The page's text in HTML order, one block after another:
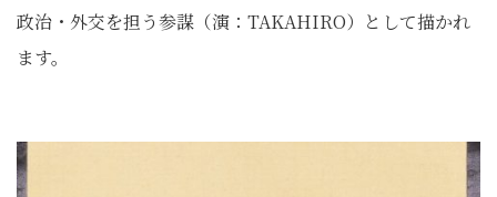
政治・外交を担う参謀（演：TAKAHIRO）として描かれ
ます。